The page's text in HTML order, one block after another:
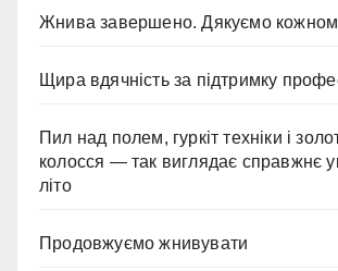
Жнива завершено. Дякуємо
Щира вдячність за підтримку
Пил над полем, гуркіт техніки і
колосся — так виглядає справжнє
літо
Продовжуємо жнивувати